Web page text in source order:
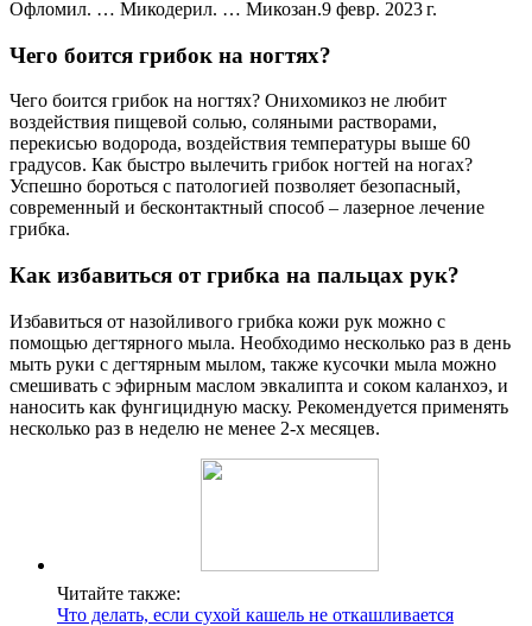
Офломил. … Микодерил. … Микозан.9 февр. 2023 г.
Чего боится грибок на ногтях?
Чего боится грибок на ногтях? Онихомикоз не любит
воздействия пищевой солью, соляными растворами,
перекисью водорода, воздействия температуры выше 60
градусов. Как быстро вылечить грибок ногтей на ногах?
Успешно бороться с патологией позволяет безопасный,
современный и бесконтактный способ – лазерное лечение
грибка.
Как избавиться от грибка на пальцах рук?
Избавиться от назойливого грибка кожи рук можно с
помощью дегтярного мыла. Необходимо несколько раз в день
мыть руки с дегтярным мылом, также кусочки мыла можно
смешивать с эфирным маслом эвкалипта и соком каланхоэ, и
наносить как фунгицидную маску. Рекомендуется применять
несколько раз в неделю не менее 2-х месяцев.
Читайте также:
Что делать, если сухой кашель не откашливается